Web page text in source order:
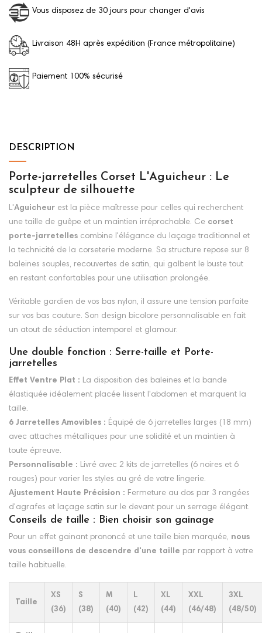
Vous disposez de 30 jours pour changer d'avis
Livraison 48H après expédition (France métropolitaine)
Paiement 100% sécurisé
DESCRIPTION
Porte-jarretelles Corset L'Aguicheur : Le
sculpteur de silhouette
L'Aguicheur est la pièce maîtresse pour celles qui recherchent
une taille de guêpe et un maintien irréprochable. Ce corset
porte-jarretelles combine l'élégance du laçage traditionnel et
la technicité de la corseterie moderne. Sa structure repose sur 8
baleines souples, recouvertes de satin, qui galbent le buste tout
en restant confortables pour une utilisation prolongée.
Véritable gardien de vos bas nylon, il assure une tension parfaite
sur vos bas couture. Son design bicolore personnalisable en fait
un atout de séduction intemporel et glamour.
Une double fonction : Serre-taille et Porte-
jarretelles
Effet Ventre Plat : La disposition des baleines et la bande
élastiquée idéalement placée lissent l'abdomen et marquent la
taille.
6 Jarretelles Amovibles : Équipé de 6 jarretelles larges (18 mm)
avec attaches métalliques pour une solidité et un maintien à
toute épreuve.
Personnalisable : Livré avec 2 kits de jarretelles (6 noires et 6
rouges) pour varier les styles au gré de votre lingerie.
Ajustement Haute Précision : Fermeture au dos par 3 rangées
d'agrafes et laçage satin sur le devant pour un serrage élégant.
Conseils de taille : Bien choisir son gainage
Pour un effet gainant prononcé et une taille bien marquée, nous
vous conseillons de descendre d'une taille par rapport à votre
taille habituelle.
Taille
XS
(36)
S
(38)
M
(40)
L
(42)
XL
(44)
XXL
(46/48)
3XL
(48/50)